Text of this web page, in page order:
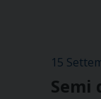
15
Semi